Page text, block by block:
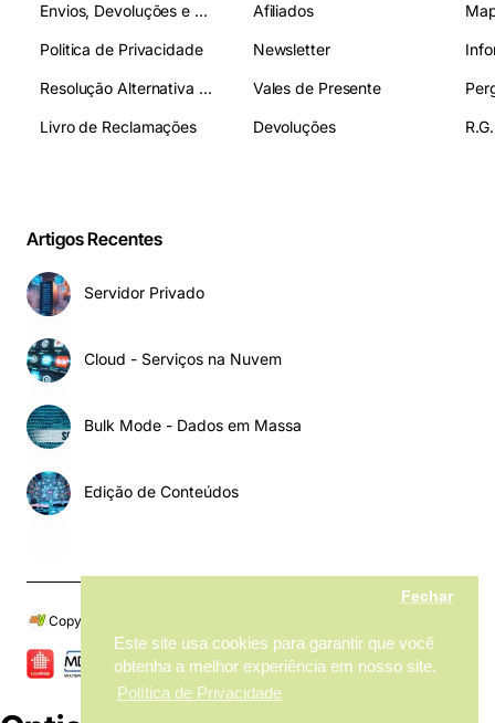
Este site usa cookies para garantir que você
obtenha a melhor experiência em nosso site.
Política de Privacidade
Fechar
Envios, Devoluções e Pagamentos
Politica de Privacidade
Resolução Alternativa de Litígios
Livro de Reclamações
Afiliados
Newsletter
Vales de Presente
Devoluções
Artigos Recentes
Servidor Privado
Cloud - Serviços na Nuvem
Bulk Mode - Dados em Massa
Edição de Conteúdos
Copyright © 2024, My MarketPlace, Todos os Direitos Reservados